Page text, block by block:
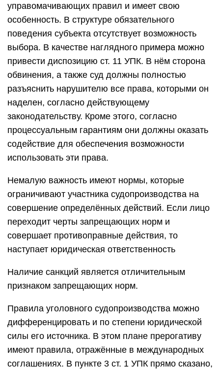
управомачивающих правил и имеет свою
особенность. В структуре обязательного
поведения субъекта отсутствует возможность
выбора. В качестве наглядного примера можно
привести диспозицию ст. 11 УПК. В нём сторона
обвинения, а также суд должны полностью
разъяснить нарушителю все права, которыми он
наделен, согласно действующему
законодательству. Кроме этого, согласно
процессуальным гарантиям они должны оказать
содействие для обеспечения возможности
использовать эти права.
Немалую важность имеют нормы, которые
ограничивают участника судопроизводства на
совершение определённых действий. Если лицо
переходит черты запрещающих норм и
совершает противоправные действия, то
наступает юридическая ответственность
Наличие санкций является отличительным
признаком запрещающих норм.
Правила уголовного судопроизводства можно
дифференцировать и по степени юридической
силы его источника. В этом плане прерогативу
имеют правила, отражённые в международных
соглашениях. В пункте 3 ст. 1 УПК прямо сказано,